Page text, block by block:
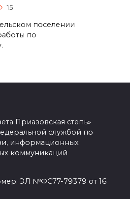
15
поселении
по
Приазовская степь»
службой по
информационных
коммуникаций
ЭЛ №ФС77-79379 от 16